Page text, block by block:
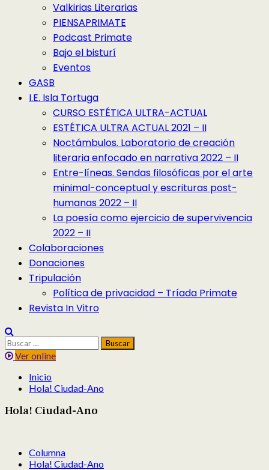
Valkirias Literarias
PIENSAPRIMATE
Podcast Primate
Bajo el bisturí
Eventos
GASB
I.E. Isla Tortuga
CURSO ESTÉTICA ULTRA-ACTUAL
ESTÉTICA ULTRA ACTUAL 2021 – II
Noctámbulos. Laboratorio de creación
literaria enfocado en narrativa 2022 – II
Entre-líneas. Sendas filosóficas por el arte
minimal-conceptual y escrituras post-
humanas 2022 – II
La poesía como ejercicio de supervivencia
2022 – II
Colaboraciones
Donaciones
Tripulación
Política de privacidad – Tríada Primate
Revista In Vitro
Buscar:
Ver online
Inicio
Hola! Ciudad-Ano
Hola! Ciudad-Ano
Columna
Hola! Ciudad-Ano